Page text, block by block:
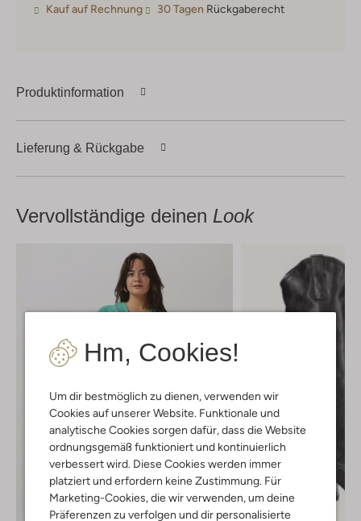
Hm, Cookies!
Um dir bestmöglich zu dienen, verwenden wir
Cookies auf unserer Website. Funktionale und
analytische Cookies sorgen dafür, dass die Website
ordnungsgemäß funktioniert und kontinuierlich
verbessert wird. Diese Cookies werden immer
platziert und erfordern keine Zustimmung. Für
Marketing-Cookies, die wir verwenden, um deine
Präferenzen zu verfolgen und dir personalisierte
Kauf auf Rechnung 30 Tagen Rückgaberecht
Produktinformation
Lieferung & Rückgabe
Vervollständige deinen Look